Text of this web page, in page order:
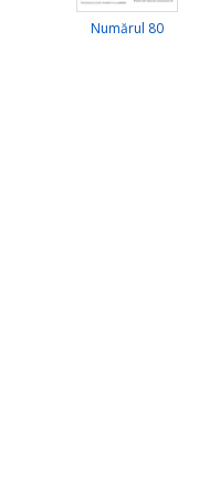
Numărul 80